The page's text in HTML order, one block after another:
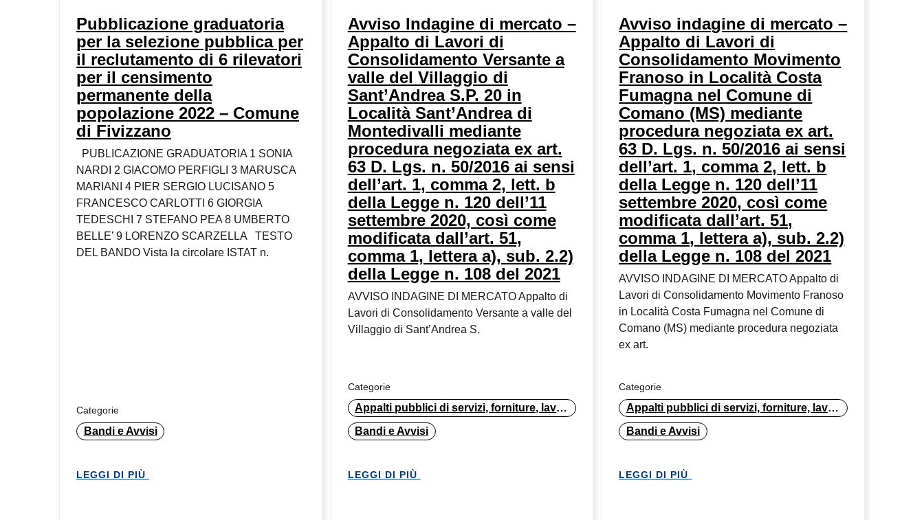
Pubblicazione graduatoria
per la selezione pubblica per
il reclutamento di 6 rilevatori
per il censimento
permanente della
popolazione 2022 – Comune
di Fivizzano
PUBLICAZIONE GRADUATORIA 1 SONIA
NARDI 2 GIACOMO PERFIGLI 3 MARUSCA
MARIANI 4 PIER SERGIO LUCISANO 5
FRANCESCO CARLOTTI 6 GIORGIA
TEDESCHI 7 STEFANO PEA 8 UMBERTO
BELLE’ 9 LORENZO SCARZELLA TESTO
DEL BANDO Vista la circolare ISTAT n.
Categorie
Bandi e Avvisi
LEGGI DI PIÙ
Avviso Indagine di mercato –
Appalto di Lavori di
Consolidamento Versante a
valle del Villaggio di
Sant’Andrea S.P. 20 in
Località Sant’Andrea di
Montedivalli mediante
procedura negoziata ex art.
63 D. Lgs. n. 50/2016 ai sensi
dell’art. 1, comma 2, lett. b
della Legge n. 120 dell’11
settembre 2020, così come
modificata dall’art. 51,
comma 1, lettera a), sub. 2.2)
della Legge n. 108 del 2021
AVVISO INDAGINE DI MERCATO Appalto di
Lavori di Consolidamento Versante a valle del
Villaggio di Sant’Andrea S.
Categorie
Appalti pubblici di servizi, forniture, lavori
Bandi e Avvisi
LEGGI DI PIÙ
Avviso indagine di mercato –
Appalto di Lavori di
Consolidamento Movimento
Franoso in Località Costa
Fumagna nel Comune di
Comano (MS) mediante
procedura negoziata ex art.
63 D. Lgs. n. 50/2016 ai sensi
dell’art. 1, comma 2, lett. b
della Legge n. 120 dell’11
settembre 2020, così come
modificata dall’art. 51,
comma 1, lettera a), sub. 2.2)
della Legge n. 108 del 2021
AVVISO INDAGINE DI MERCATO Appalto di
Lavori di Consolidamento Movimento Franoso
in Località Costa Fumagna nel Comune di
Comano (MS) mediante procedura negoziata
ex art.
Categorie
Appalti pubblici di servizi, forniture, lavori
Bandi e Avvisi
LEGGI DI PIÙ